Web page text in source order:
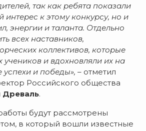
так как ребята показали
интерес к этому конкурсу, но и
энергии и таланта. Отдельно
всех наставников,
коллективов, которые
учеников и вдохновляли их на
успехи и победы», – отметил
Российского общества
.
будут рассмотрены
в который вошли известные